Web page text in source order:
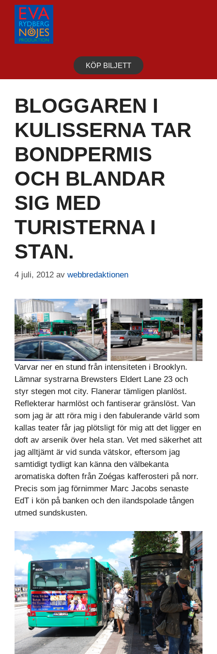
Hoppa
innehåll
KÖP BILJETT
BLOGGAREN I
KULISSERNA TAR
BONDPERMIS
OCH BLANDAR
SIG MED
TURISTERNA I
STAN.
4 juli, 2012 av webbredaktionen
Varvar ner en stund från intensiteten i Brooklyn.
Lämnar systrarna Brewsters Eldert Lane 23 och
styr stegen mot city. Flanerar tämligen planlöst.
Reflekterar harmlöst och fantiserar gränslöst. Van
som jag är att röra mig i den fabulerande värld som
kallas teater får jag plötsligt för mig att det ligger en
doft av arsenik över hela stan. Vet med säkerhet att
jag alltjämt är vid sunda vätskor, eftersom jag
samtidigt tydligt kan känna den välbekanta
aromatiska doften från Zoégas kafferosteri på norr.
Precis som jag förnimmer Marc Jacobs senaste
EdT i kön på banken och den ilandspolade tången
utmed sundskusten.